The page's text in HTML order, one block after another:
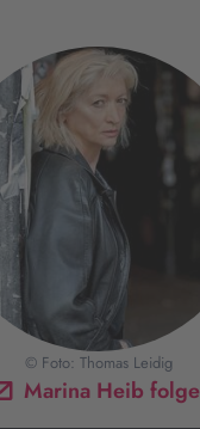
Marina Heib
© Foto: Thomas Leidig